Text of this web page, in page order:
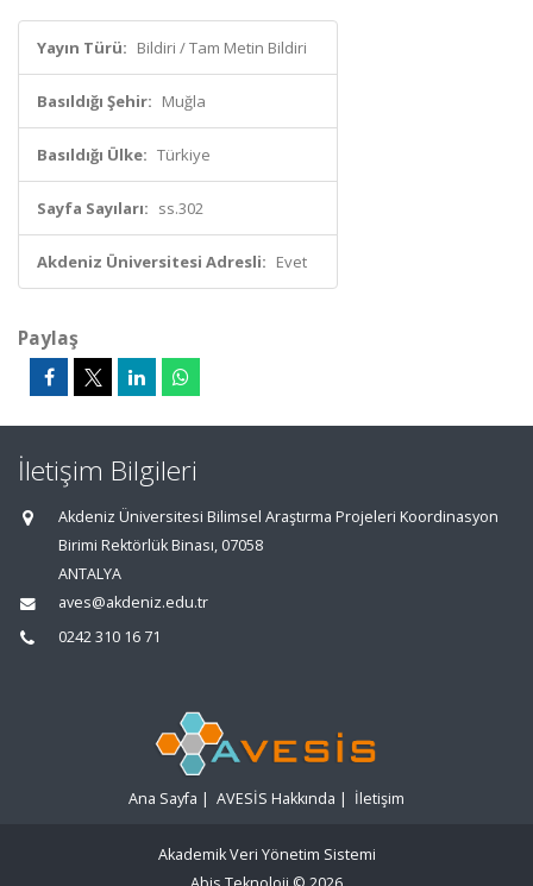
Yayın Türü: Bildiri / Tam Metin Bildiri
Basıldığı Şehir: Muğla
Basıldığı Ülke: Türkiye
Sayfa Sayıları: ss.302
Akdeniz Üniversitesi Adresli: Evet
Paylaş
İletişim Bilgileri
Akdeniz Üniversitesi Bilimsel Araştırma Projeleri Koordinasyon
Birimi Rektörlük Binası, 07058
ANTALYA
aves@akdeniz.edu.tr
0242 310 16 71
Ana Sayfa | AVESİS Hakkında | İletişim
Akademik Veri Yönetim Sistemi